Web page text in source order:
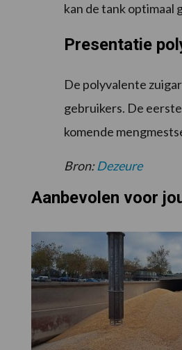
kan de tank optimaal
Presentatie
De polyvalente
gebruikers. De
komende
Bron:Dezeure
Aanbevolen voor